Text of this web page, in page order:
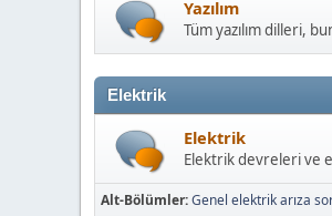
Yazılım
Tüm yazılım dilleri,
Elektrik
Elektrik
Elektrik devreleri ve
Alt-Bölümler Genel elektrik arıza